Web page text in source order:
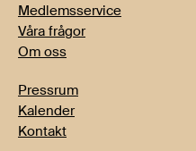
Medlemsservice
Våra frågor
Om oss
Pressrum
Kalender
Kontakt